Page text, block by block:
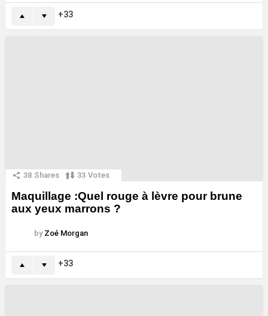
33
38 Shares 33 Votes
Maquillage :Quel rouge à lèvre pour brune
aux yeux marrons ?
by Zoé Morgan
33